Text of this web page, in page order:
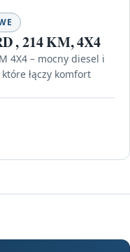
, 214 KM, 4X4
4X4 – mocny diesel i
łączy komfort